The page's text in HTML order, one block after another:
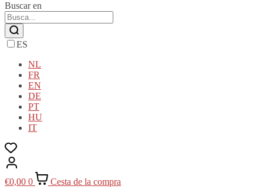
Buscar en
ES
NL
FR
EN
DE
PT
HU
IT
€0,00 0
Cesta de la compra